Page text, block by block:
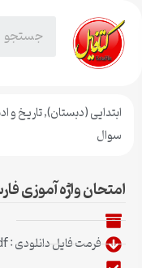
ابتدایی (دبستان),تاریخ و
سوال
امتحان واژه آموزی
فرمت فایل دانلودی : pdf